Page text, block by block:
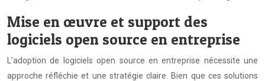
Mise en œuvre et support des
logiciels open source en entreprise
L’adoption de logiciels open source en entreprise nécessite une
approche réfléchie et une stratégie claire. Bien que ces solutions